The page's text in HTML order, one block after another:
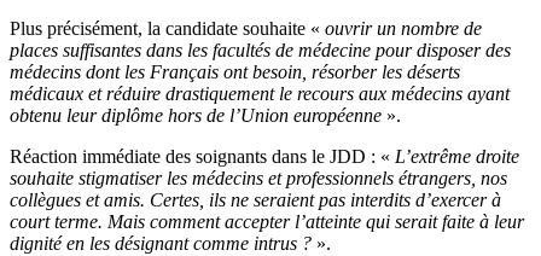
Plus précisément, la candidate souhaite « ouvrir un nombre de
places suffisantes dans les facultés de médecine pour disposer des
médecins dont les Français ont besoin, résorber les déserts
médicaux et réduire drastiquement le recours aux médecins ayant
obtenu leur diplôme hors de l’Union européenne ».
Réaction immédiate des soignants dans le JDD : « L’extrême droite
souhaite stigmatiser les médecins et professionnels étrangers, nos
collègues et amis. Certes, ils ne seraient pas interdits d’exercer à
court terme. Mais comment accepter l’atteinte qui serait faite à leur
dignité en les désignant comme intrus ? ».